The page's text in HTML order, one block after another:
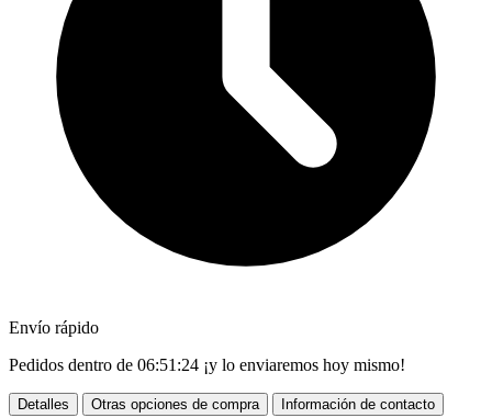
Envío rápido
Pedidos dentro de 06:51:23 ¡y lo enviaremos hoy mismo!
Detalles Otras opciones de compra Información de contacto